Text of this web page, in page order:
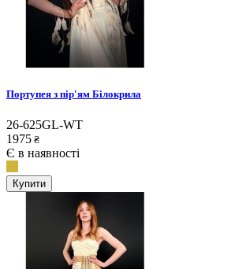
Портупея з пір'ям Білокрила
26-625GL-WT
1975 ₴
Є в наявності
Купити